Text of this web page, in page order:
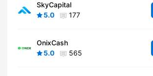
SkyCapital
5.0
177
OnixCash
5.0
565